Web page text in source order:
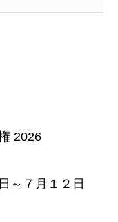
2026
～７月１２日